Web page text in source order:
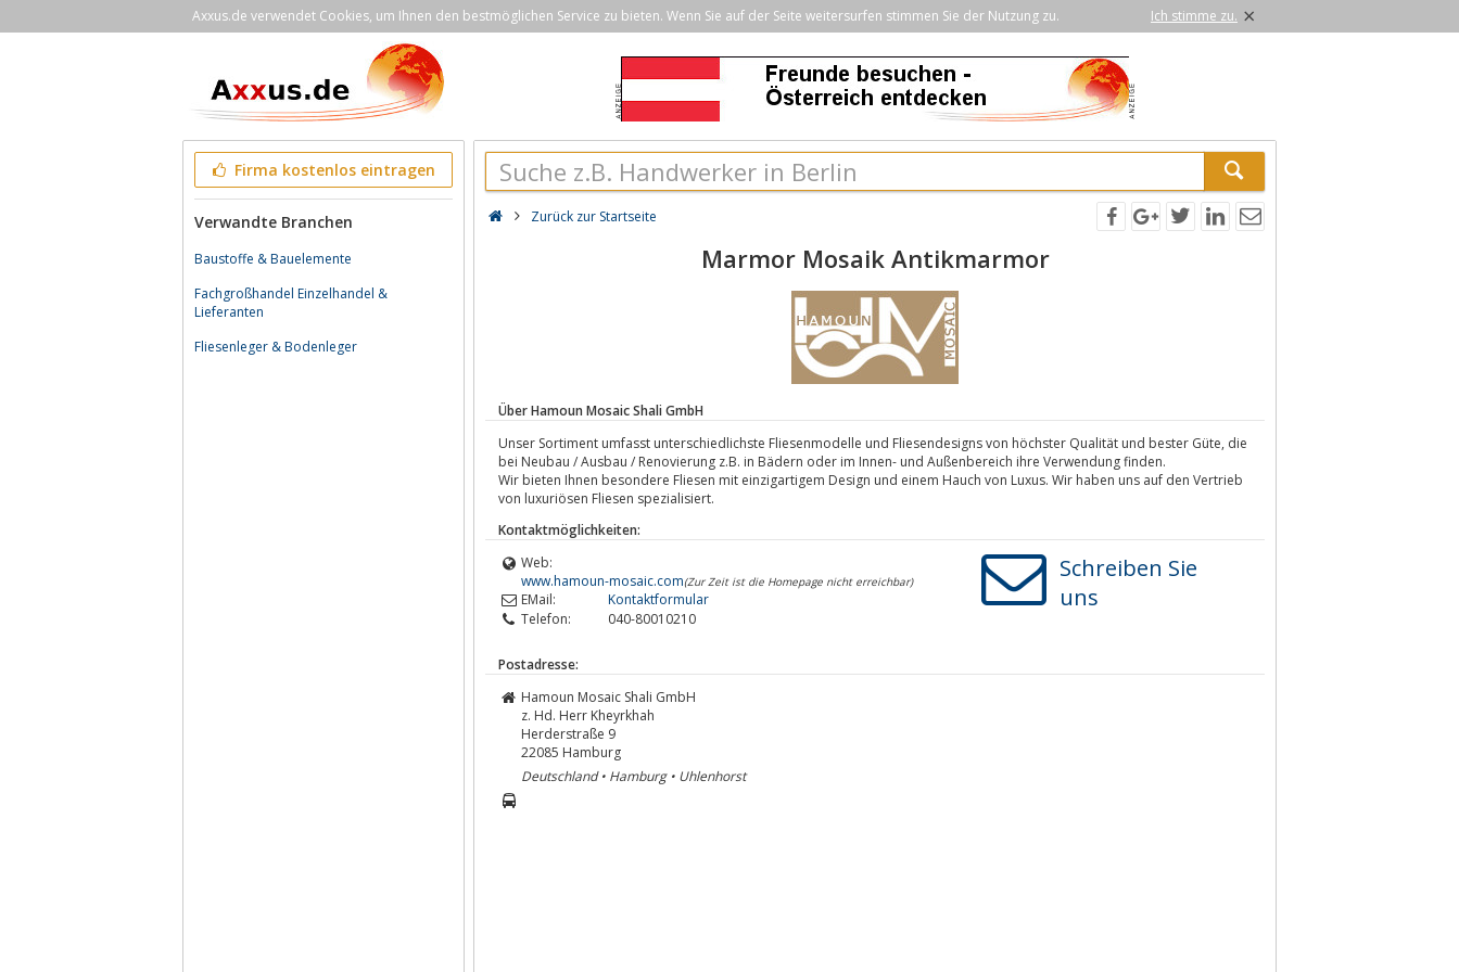
Axxus.de verwendet Cookies, um Ihnen den bestmöglichen Service zu bieten. Wenn Sie auf der Seite weitersurfen stimmen Sie der Nutzung zu. Ich stimme zu. ×
Firma kostenlos eintragen
Verwandte Branchen
Baustoffe & Bauelemente
Fachgroßhandel Einzelhandel &
Lieferanten
Fliesenleger & Bodenleger
Zurück zur Startseite
Marmor Mosaik Antikmarmor
Über Hamoun Mosaic Shali GmbH
Unser Sortiment umfasst unterschiedlichste Fliesenmodelle und Fliesendesigns von höchster Qualität und bester Güte, die
bei Neubau / Ausbau / Renovierung z.B. in Bädern oder im Innen- und Außenbereich ihre Verwendung finden.
Wir bieten Ihnen besondere Fliesen mit einzigartigem Design und einem Hauch von Luxus. Wir haben uns auf den Vertrieb
von luxuriösen Fliesen spezialisiert.
Kontaktmöglichkeiten:
Web:
www.hamoun-mosaic.com(Zur Zeit ist die Homepage nicht erreichbar)
EMail:
Kontaktformular
Telefon:
040-80010210
Schreiben Sie
uns
Postadresse:
Hamoun Mosaic Shali GmbH
z. Hd. Herr Kheyrkhah
Herderstraße 9
22085 Hamburg
Deutschland • Hamburg • Uhlenhorst